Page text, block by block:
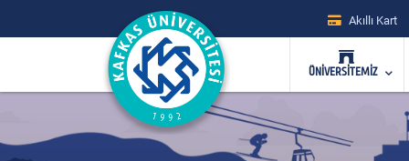
Akıllı Kart
ÜNİVERSİTEMİZ